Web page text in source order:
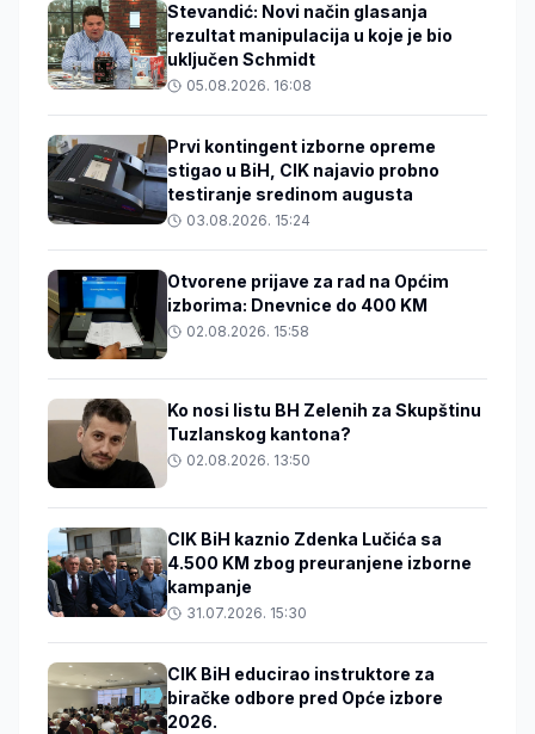
Stevandić: Novi način glasanja
rezultat manipulacija u koje je bio
uključen Schmidt
05.08.2026. 16:08
Prvi kontingent izborne opreme
stigao u BiH, CIK najavio probno
testiranje sredinom augusta
03.08.2026. 15:24
Otvorene prijave za rad na Općim
izborima: Dnevnice do 400 KM
02.08.2026. 15:58
Ko nosi listu BH Zelenih za Skupštinu
Tuzlanskog kantona?
02.08.2026. 13:50
CIK BiH kaznio Zdenka Lučića sa
4.500 KM zbog preuranjene izborne
kampanje
31.07.2026. 15:30
CIK BiH educirao instruktore za
biračke odbore pred Opće izbore
2026.